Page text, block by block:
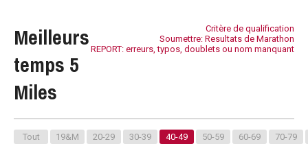
Critère de qualification
Soumettre: Resultats de Marathon
REPORT: erreurs, typos, doublets ou nom manquant
Meilleurs
temps 5
Miles
Tout 19&M 20-29 30-39 40-49 50-59 60-69 70-79